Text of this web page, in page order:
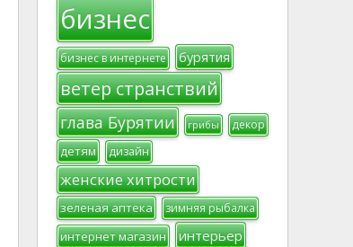
бизнес
бизнес в интернете бурятия
ветер странствий
глава Бурятии грибы декор
детям дизайн
женские хитрости
зеленая аптека зимняя рыбалка
интернет магазин интерьер